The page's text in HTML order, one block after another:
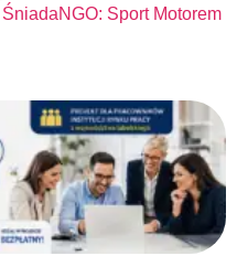
ŚniadaNGO: Sport Motorem